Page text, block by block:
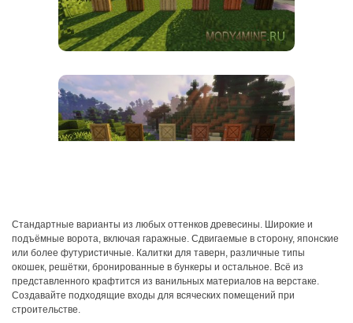
Стандартные варианты из любых оттенков древесины. Широкие и
подъёмные ворота, включая гаражные. Сдвигаемые в сторону, японские
или более футуристичные. Калитки для таверн, различные типы
окошек, решётки, бронированные в бункеры и остальное. Всё из
представленного крафтится из ванильных материалов на верстаке.
Создавайте подходящие входы для всяческих помещений при
строительстве.